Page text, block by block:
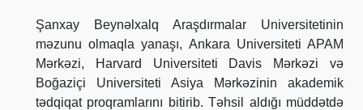
Şanxay Beynəlxalq Araşdırmalar Universitetinin
məzunu olmaqla yanaşı, Ankara Universiteti APAM
Mərkəzi, Harvard Universiteti Davis Mərkəzi və
Boğaziçi Universiteti Asiya Mərkəzinin akademik
tədqiqat proqramlarını bitirib. Təhsil aldığı müddətdə